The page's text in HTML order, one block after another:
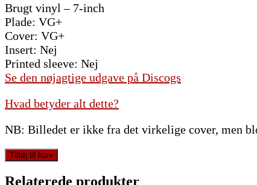
Brugt vinyl – 7-inch
Plade: VG+
Cover: VG+
Insert: Nej
Printed sleeve: Nej
Se den nøjagtige udgave på Discogs
Hvad betyder alt dette?
NB: Billedet er ikke fra det virkelige cover, men
Rick
Astley
-
Tilføj til kurv
Relaterede produkter